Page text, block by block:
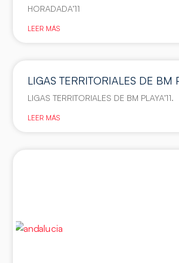
HORADADA’11
LEER MÁS
LIGAS TERRITORIALES DE BM
LIGAS TERRITORIALES DE BM PLAYA’11.
LEER MÁS